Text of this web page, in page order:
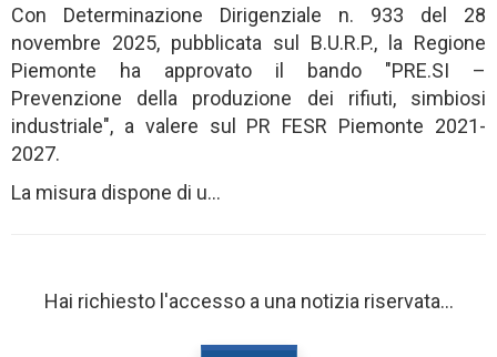
Con Determinazione Dirigenziale n. 933 del 28
novembre 2025, pubblicata sul B.U.R.P., la Regione
Piemonte ha approvato il bando "PRE.SI –
Prevenzione della produzione dei rifiuti, simbiosi
industriale", a valere sul PR FESR Piemonte 2021-
2027.
La misura dispone di u...
Hai richiesto l'accesso a una notizia riservata...